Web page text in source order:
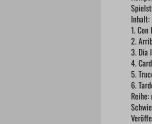
Inhalt:
1.
2.
3. Día
4.
5.
6.